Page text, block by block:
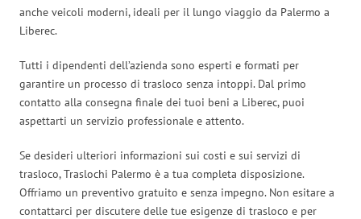
anche veicoli moderni, ideali per il lungo viaggio da Palermo a
Liberec.
Tutti i dipendenti dell’azienda sono esperti e formati per
garantire un processo di trasloco senza intoppi. Dal primo
contatto alla consegna finale dei tuoi beni a Liberec, puoi
aspettarti un servizio professionale e attento.
Se desideri ulteriori informazioni sui costi e sui servizi di
trasloco, Traslochi Palermo è a tua completa disposizione.
Offriamo un preventivo gratuito e senza impegno. Non esitare a
contattarci per discutere delle tue esigenze di trasloco e per